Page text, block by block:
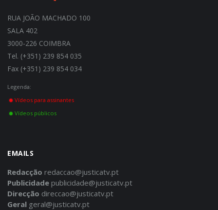
RUA JOÃO MACHADO 100
SALA 402
3000-226 COIMBRA
Tel. (+351) 239 854 035
Fax (+351) 239 854 034
Legenda:
Vídeos para assinantes
Vídeos públicos
EMAILS
Redacção redaccao@justicatv.pt
Publicidade publicidade@justicatv.pt
Direcção direccao@justicatv.pt
Geral geral@justicatv.pt